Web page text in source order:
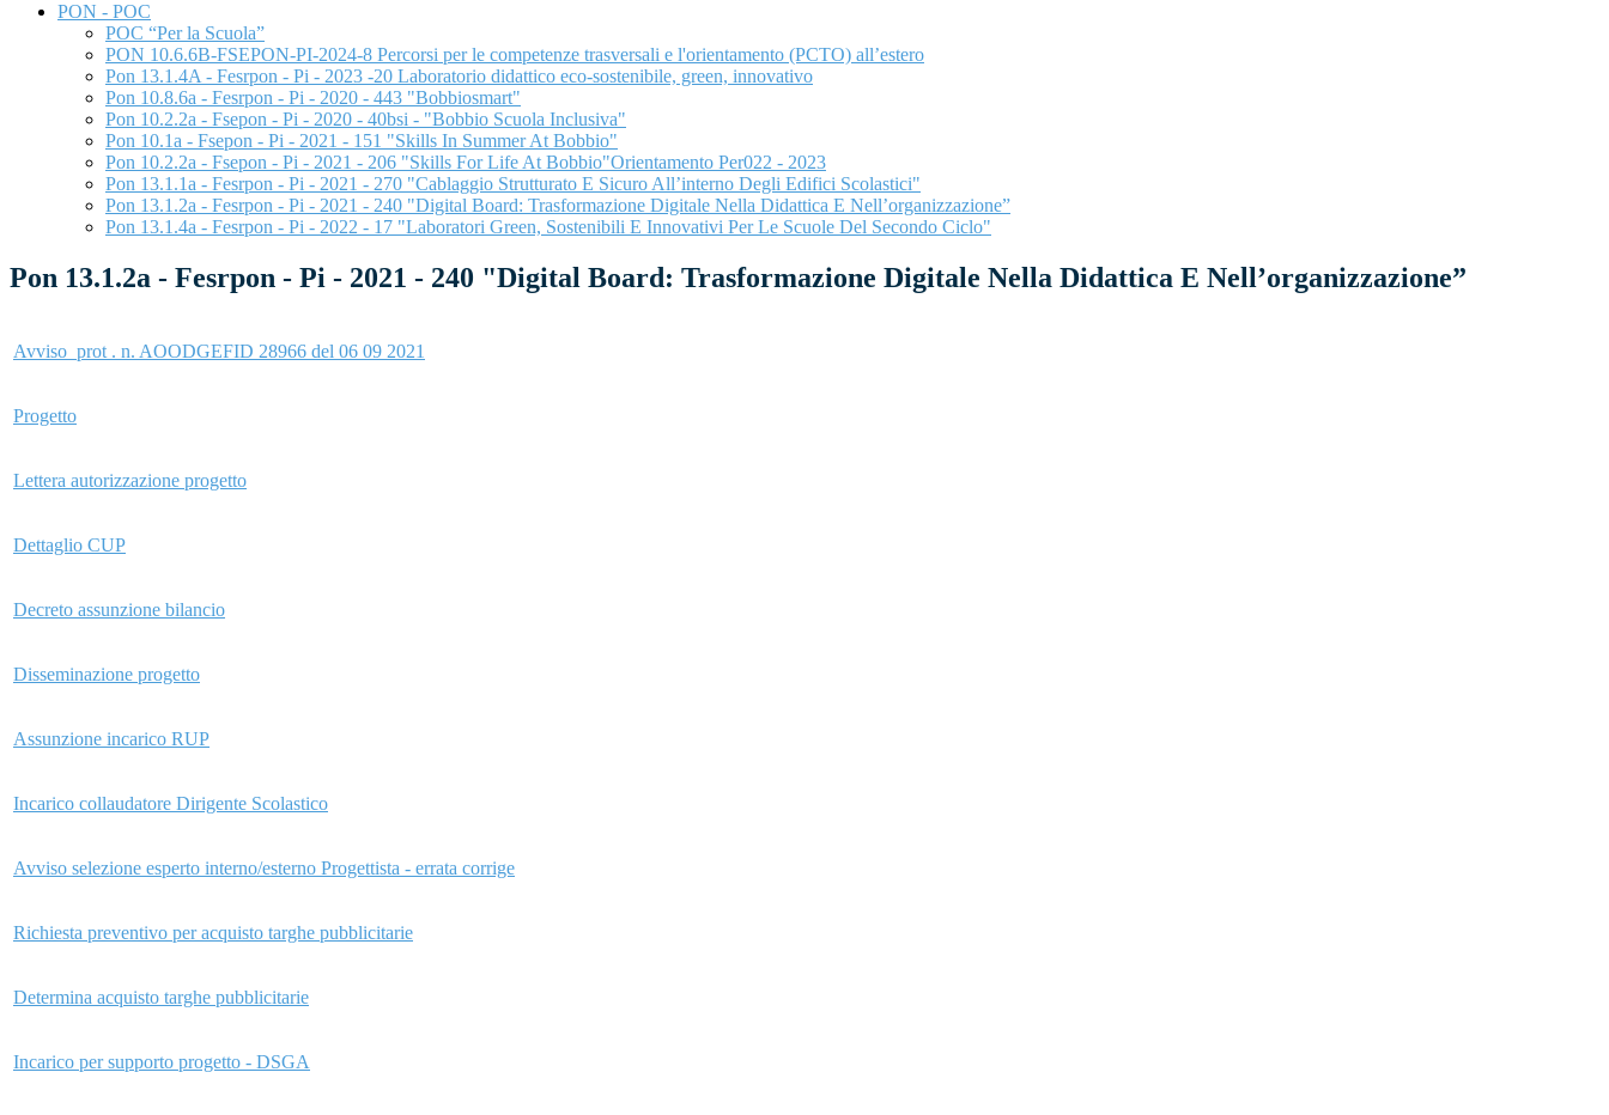
PON - POC
POC “Per la Scuola”
PON 10.6.6B-FSEPON-PI-2024-8 Percorsi per le competenze trasversali e l'orientamento (PCTO) all’estero
Pon 13.1.4A - Fesrpon - Pi - 2023 -20 Laboratorio didattico eco-sostenibile, green, innovativo
Pon 10.8.6a - Fesrpon - Pi - 2020 - 443 "Bobbiosmart"
Pon 10.2.2a - Fsepon - Pi - 2020 - 40bsi - "Bobbio Scuola Inclusiva"
Pon 10.1a - Fsepon - Pi - 2021 - 151 "Skills In Summer At Bobbio"
Pon 10.2.2a - Fsepon - Pi - 2021 - 206 "Skills For Life At Bobbio"Orientamento Per022 - 2023
Pon 13.1.1a - Fesrpon - Pi - 2021 - 270 "Cablaggio Strutturato E Sicuro All’interno Degli Edifici Scolastici"
Pon 13.1.2a - Fesrpon - Pi - 2021 - 240 "Digital Board: Trasformazione Digitale Nella Didattica E Nell’organizzazione”
Pon 13.1.4a - Fesrpon - Pi - 2022 - 17 "Laboratori Green, Sostenibili E Innovativi Per Le Scuole Del Secondo Ciclo"
Pon 13.1.2a - Fesrpon - Pi - 2021 - 240 "Digital Board: Trasformazione Digitale Nella Didattica E Nell’organizzazione”
Avviso_prot . n. AOODGEFID 28966 del 06 09 2021
Progetto
Lettera autorizzazione progetto
Dettaglio CUP
Decreto assunzione bilancio
Disseminazione progetto
Assunzione incarico RUP
Incarico collaudatore Dirigente Scolastico
Avviso selezione esperto interno/esterno Progettista - errata corrige
Richiesta preventivo per acquisto targhe pubblicitarie
Determina acquisto targhe pubblicitarie
Incarico per supporto progetto - DSGA